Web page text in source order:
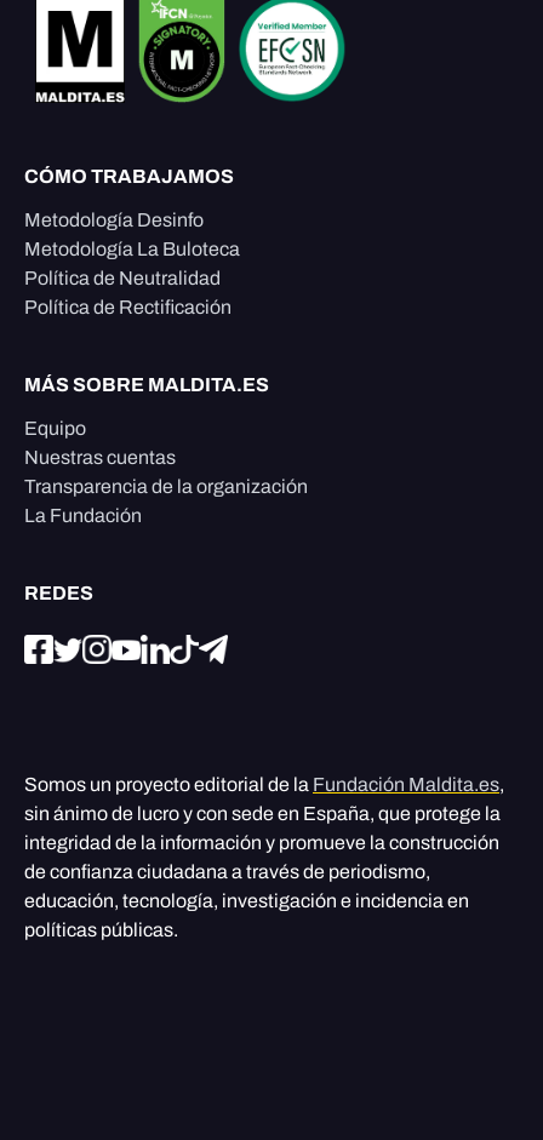
CÓMO TRABAJAMOS
Metodología Desinfo
Metodología La Buloteca
Política de Neutralidad
Política de Rectificación
MÁS SOBRE MALDITA.ES
Equipo
Nuestras cuentas
Transparencia de la organización
La Fundación
REDES
Somos un proyecto editorial de la Fundación Maldita.es,
sin ánimo de lucro y con sede en España, que protege la
integridad de la información y promueve la construcción
de confianza ciudadana a través de periodismo,
educación, tecnología, investigación e incidencia en
políticas públicas.